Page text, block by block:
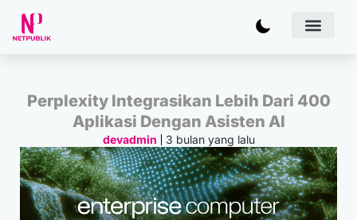
Perplexity Integrasikan Lebih Dari 400
Aplikasi Dengan Asisten AI
devadmin 3 bulan yang lalu